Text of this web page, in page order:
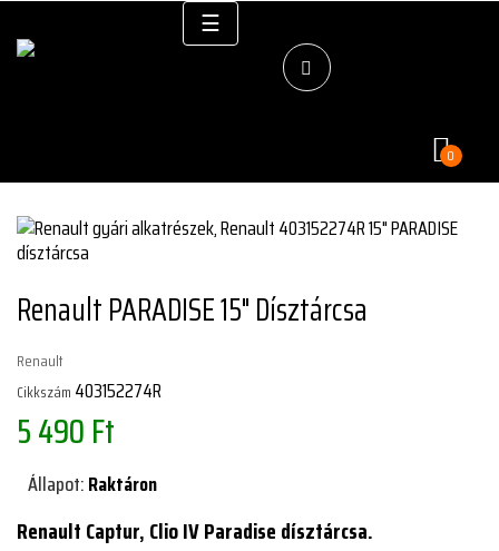
Váltás
a
navigációhoz
☰
0
Renault PARADISE 15" Dísztárcsa
Renault
Cikkszám 403152274R
5 490 Ft
Állapot:Raktáron
Renault Captur, Clio IV Paradise dísztárcsa.